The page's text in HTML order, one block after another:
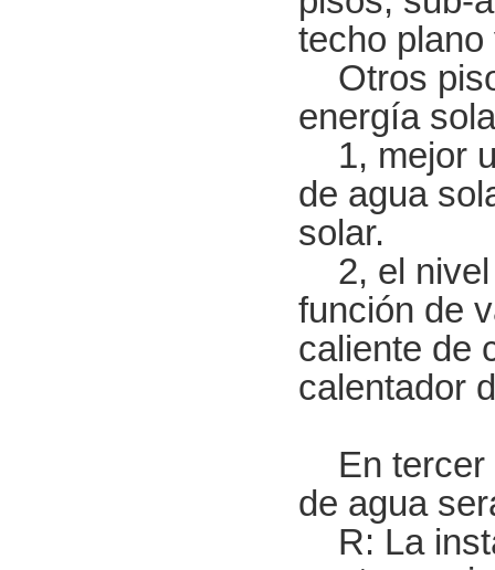
techo
Otros
energía
1, mejor
de agua
solar.
2, el nivel
función de
caliente de
calentador
En tercer
de agua
R: La